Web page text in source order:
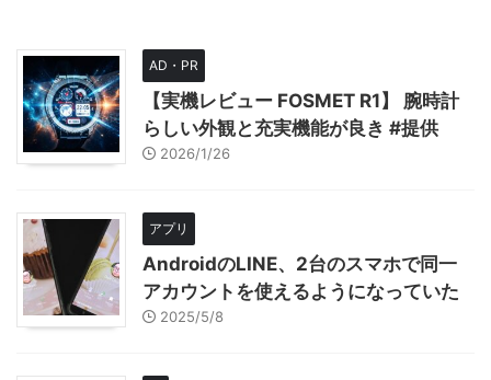
AD・PR
【実機レビュー FOSMET R1】 腕時計
らしい外観と充実機能が良き #提供
2026/1/26
アプリ
AndroidのLINE、2台のスマホで同一
アカウントを使えるようになっていた
2025/5/8